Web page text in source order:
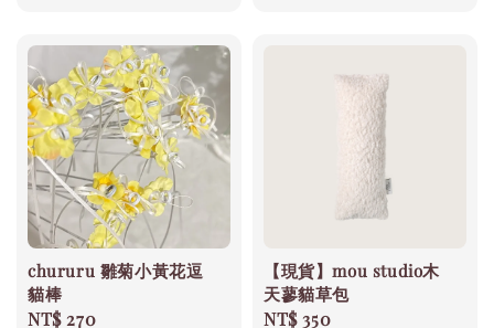
chururu 雛菊小黃花逗
貓棒
Regular
NT$ 270
【現貨】mou studio木
天蓼貓草包
Regular
NT$ 350